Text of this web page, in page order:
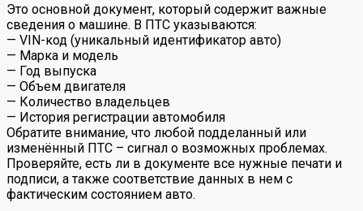
Это основной документ, который содержит важные
сведения о машине. В ПТС указываются:
— VIN-код (уникальный идентификатор авто)
— Марка и модель
— Год выпуска
— Объем двигателя
— Количество владельцев
— История регистрации автомобиля
Обратите внимание, что любой подделанный или
изменённый ПТС – сигнал о возможных проблемах.
Проверяйте, есть ли в документе все нужные печати и
подписи, а также соответствие данных в нем с
фактическим состоянием авто.